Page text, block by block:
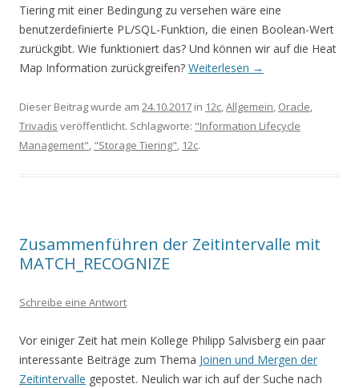
Tiering mit einer Bedingung zu versehen wäre eine
benutzerdefinierte PL/SQL-Funktion, die einen Boolean-Wert
zurückgibt. Wie funktioniert das? Und können wir auf die Heat
Map Information zurückgreifen? Weiterlesen →
Dieser Beitrag wurde am 24.10.2017 in 12c,Allgemein, Oracle,
Trivadis veröffentlicht. Schlagworte: "Information Lifecycle
Management", "Storage Tiering", 12c.
Zusammenführen der Zeitintervalle mit
MATCH_RECOGNIZE
Schreibe eine Antwort
Vor einiger Zeit hat mein Kollege Philipp Salvisberg ein paar
interessante Beiträge zum Thema Joinen und Mergen der
Zeitintervalle gepostet. Neulich war ich auf der Suche nach